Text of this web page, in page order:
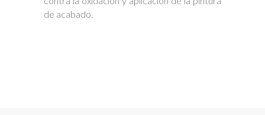
de acabado.